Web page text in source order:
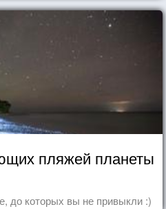
пляжей планеты
до которых вы не привыкли :)